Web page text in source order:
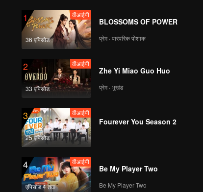
1
36 एपिसोड
वीआईपी
BLOSSOMS OF POWER
प्रेम · पारंपरिक पोशाक
2
33 एपिसोड
वीआईपी
Zhe Yi Miao Guo Huo
प्रेम · भूखंड
3
25 एपिसोड
वीआईपी
Fourever You Season 2
4
एपिसोड 4 तक
वीआईपी
Be My Player Two
Be My Player Two